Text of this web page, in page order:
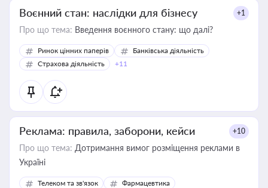
Воєнний стан: наслідки для бізнесу +1
Про що тема: Введення воєнного стану: що далі?
Ринок цінних паперів
Банківська діяльність
Страхова діяльність
+11
Реклама: правила, заборони, кейси +10
Про що тема: Дотримання вимог розміщення реклами в
Україні
Телеком та зв'язок
Фармацевтика